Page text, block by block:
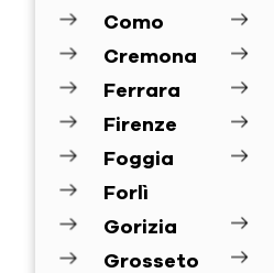
Como
Cremona
Ferrara
Firenze
Foggia
Forlì
Gorizia
Grosseto